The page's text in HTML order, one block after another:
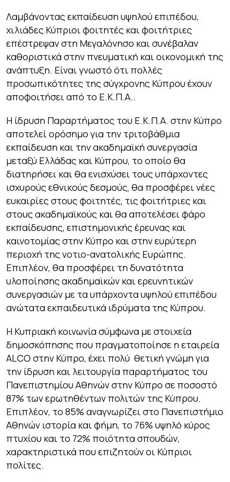
Λαμβάνοντας εκπαίδευση υψηλού επιπέδου,
χιλιάδες Κύπριοι φοιτητές και φοιτήτριες
επέστρεψαν στη Μεγαλόνησο και συνέβαλαν
καθοριστικά στην πνευματική και οικονομική της
ανάπτυξη. Είναι γνωστό ότι πολλές
προσωπικότητες της σύγχρονης Κύπρου έχουν
αποφοιτήσει από το Ε.Κ.Π.Α..
Η ίδρυση Παραρτήματος του Ε.Κ.Π.Α. στην Κύπρο
αποτελεί ορόσημο για την τριτοβάθμια
εκπαίδευση και την ακαδημαϊκή συνεργασία
μεταξύ Ελλάδας και Κύπρου, το οποίο θα
διατηρήσει και θα ενισχύσει τους υπάρχοντες
ισχυρούς εθνικούς δεσμούς, θα προσφέρει νέες
ευκαιρίες στους φοιτητές, τις φοιτήτριες και
στους ακαδημαϊκούς και θα αποτελέσει φάρο
εκπαίδευσης, επιστημονικής έρευνας και
καινοτομίας στην Κύπρο και στην ευρύτερη
περιοχή της νοτιο-ανατολικής Ευρώπης.
Επιπλέον, θα προσφέρει τη δυνατότητα
υλοποίησης ακαδημαϊκών και ερευνητικών
συνεργασιών με τα υπάρχοντα υψηλού επιπέδου
ανώτατα εκπαιδευτικά ιδρύματα της Κύπρου.
H Κυπριακή κοινωνία σύμφωνα με στοιχεία
δημοσκόπησης που πραγματοποίησε η εταιρεία
ALCO στην Κύπρο, έχει πολύ θετική γνώμη για
την ίδρυση και λειτουργία παραρτήματος του
Πανεπιστημίου Αθηνών στην Κύπρο σε ποσοστό
87% των ερωτηθέντων πολιτών της Κύπρου.
Επιπλέον, το 85% αναγνωρίζει στο Πανεπιστήμιο
Αθηνών ιστορία και φήμη, το 76% υψηλό κύρος
πτυχίου και το 72% ποιότητα σπουδών,
χαρακτηριστικά που επιζητούν οι Κύπριοι
πολίτες.